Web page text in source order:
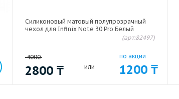
Силиконовый матовый полупрозрачный
чехол для Infinix Note 30 Pro Белый
(арт:82497)
4000
2800 ₸ или
по акции
1200 ₸